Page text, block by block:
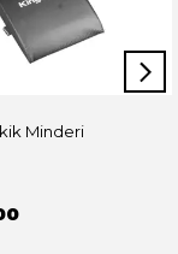
Minderi